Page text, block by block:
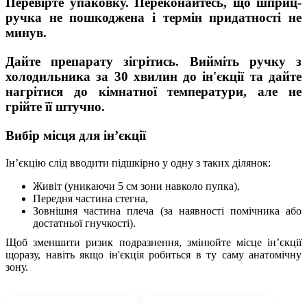
ручка не пошкоджена і термін придатності не
минув.
Дайте препарату зігрітись. Вийміть ручку з
холодильника за 30 хвилин до ін'єкції та дайте
нагрітися до кімнатної температури, але не
грійте її штучно.
Вибір місця для ін’єкції
Ін’єкцію слід вводити підшкірно у одну з таких ділянок:
Живіт (уникаючи 5 см зони навколо пупка),
Передня частина стегна,
Зовнішня частина плеча (за наявності помічника або
достатньої гнучкості).
Щоб зменшити ризик подразнення, змінюйте місце ін’єкції
щоразу, навіть якщо ін'єкція робиться в ту саму анатомічну
зону.